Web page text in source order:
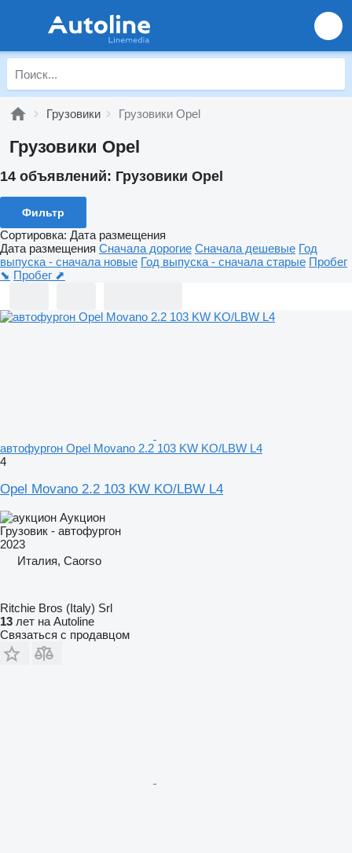
Грузовики Грузовики Opel
Грузовики Opel
14 объявлений: Грузовики Opel
Фильтр
Сортировка: Дата размещения
Дата размещения Сначала дорогие Сначала дешевые Год
выпуска - сначала новые Год выпуска - сначала старые Пробег
⬊ Пробег ⬈
автофургон Opel Movano 2.2 103 KW KO/LBW L4
4
Opel Movano 2.2 103 KW KO/LBW L4
Аукцион
Грузовик - автофургон
2023
Италия, Caorso
Ritchie Bros (Italy) Srl
13 лет на Autoline
Связаться с продавцом